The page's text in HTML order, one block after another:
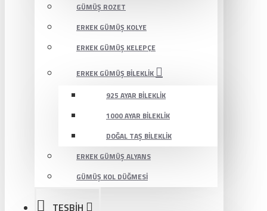
GÜMÜŞ ROZET
ERKEK GÜMÜŞ KOLYE
ERKEK GÜMÜŞ KELEPÇE
ERKEK GÜMÜŞ BILEKLIK
925 AYAR BILEKLIK
1000 AYAR BILEKLIK
DOĞAL TAŞ BILEKLIK
ERKEK GÜMÜŞ ALYANS
GÜMÜŞ KOL DÜĞMESI
TESBİH